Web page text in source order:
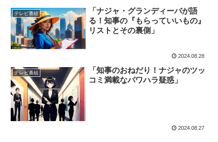
テレビ番組
「ナジャ・グランディーバが語
る！知事の『もらっていいもの』
リストとその裏側」
2024.08.28
テレビ番組
「知事のおねだり！ナジャのツッ
コミ満載なパワハラ疑惑」
2024.08.27